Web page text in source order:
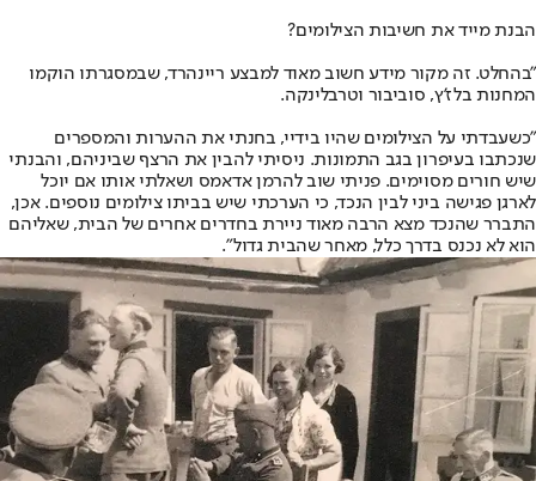
הבנת מייד את חשיבות הצילומים?
"בהחלט. זה מקור מידע חשוב מאוד למבצע ריינהרד, שבמסגרתו הוקמו
המחנות בלז'ץ, סוביבור וטרבלינקה.
"כשעבדתי על הצילומים שהיו בידיי, בחנתי את ההערות והמספרים
שנכתבו בעיפרון בגב התמונות. ניסיתי להבין את הרצף שביניהם, והבנתי
שיש חורים מסוימים. פניתי שוב להרמן אדאמס ושאלתי אותו אם יוכל
לארגן פגישה ביני לבין הנכד, כי הערכתי שיש בביתו צילומים נוספים. אכן,
התברר שהנכד מצא הרבה מאוד ניירת בחדרים אחרים של הבית, שאליהם
הוא לא נכנס בדרך כלל, מאחר שהבית גדול".